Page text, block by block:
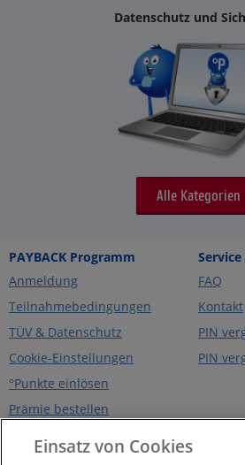
Datenschutz und
Alle Kategorien
PAYBACK Programm
Anmeldung
Teilnahmebedingungen
TÜV & Datenschutz
Cookie-Einstellungen
°Punkte einlösen
Prämie bestellen
FAQ
Kontakt
PIN
PIN
Über PAYBACK
Einsatz von Cookies